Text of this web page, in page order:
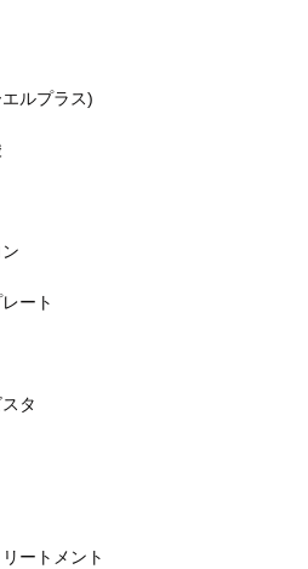
ルプラス)
ート
タ
ートメント